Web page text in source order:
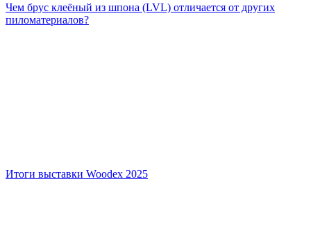
Чем брус клеёный из шпона (LVL) отличается от других
пиломатериалов?
Итоги выставки Woodex 2025